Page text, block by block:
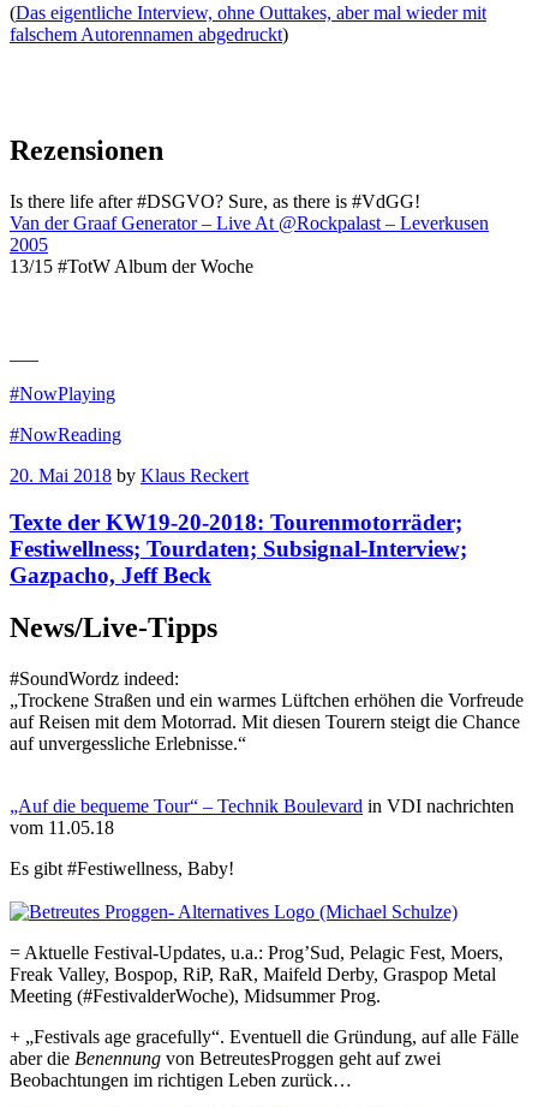
(Das eigentliche Interview, ohne Outtakes, aber mal wieder mit
falschem Autorennamen abgedruckt)
Rezensionen
Is there life after #DSGVO? Sure, as there is #VdGG!
Van der Graaf Generator – Live At @Rockpalast – Leverkusen
2005
13/15 #TotW Album der Woche
#NowPlaying
#NowReading
20. Mai 2018 by Klaus Reckert
Texte der KW19-20-2018: Tourenmotorräder;
Festiwellness; Tourdaten; Subsignal-Interview;
Gazpacho, Jeff Beck
News/Live-Tipps
#SoundWordz indeed:
„Trockene Straßen und ein warmes Lüftchen erhöhen die Vorfreude
auf Reisen mit dem Motorrad. Mit diesen Tourern steigt die Chance
auf unvergessliche Erlebnisse.“
„Auf die bequeme Tour“ – Technik Boulevard in VDI nachrichten
vom 11.05.18
Es gibt #Festiwellness, Baby!
= Aktuelle Festival-Updates, u.a.: Prog’Sud, Pelagic Fest, Moers,
Freak Valley, Bospop, RiP, RaR, Maifeld Derby, Graspop Metal
Meeting (#FestivalderWoche), Midsummer Prog.
+ „Festivals age gracefully“. Eventuell die Gründung, auf alle Fälle
aber die Benennung von BetreutesProggen geht auf zwei
Beobachtungen im richtigen Leben zurück…